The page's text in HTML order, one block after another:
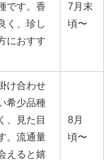
です。香
く、珍し
におすす
7月末
頃〜
け合わせ
希少品種
、見た目
。流通量
えると嬉
8月
頃〜